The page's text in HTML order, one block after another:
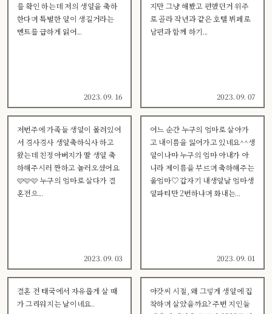
를 확인 하는데 저의 생일을 축하
한다며 특별한 일이 생길거라는
멘트를 급하게 읽어...
2023. 09. 16
지만 그냥 해봤고 편했던거 위주
로 골라 작년과 같은 호텔 뷔페로
남편과 함께 하기...
2023. 09. 07
저번주에 가족들 생일이 몰려있어
서 겸사겸사 생일축하식사 하고
왔는데 친정아버지가 딸 생일 축
하해주시러 짠하고 놀러오셨어요
🩷🩷🩷 누구의 엄마로 살다가 결
혼전으...
2023. 09. 03
어느 순간 누구의 엄마로 살아가
고 내이름을 잃어가고 있네요^^생
일이나마 누구의 엄마 아내가 아
니라 제이름을 부르며 축하해주는
울엄마♡ 갑자기 내생일날 엄마생
일파티만 2번하냐며 화내는...
2023. 09. 01
결혼 전 태국에서 자유롭게 살 때
가 그리워지는 날이네요..
아갓씨 시절, 왜 그렇게 생일에 집
착하며 살았을까요? 주변 지인들